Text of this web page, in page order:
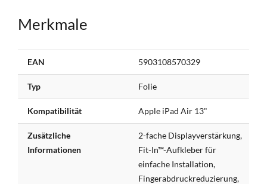
Merkmale
EAN 5903108570329
Typ Folie
Kompatibilität Apple iPad Air 13"
Zusätzliche
Informationen
2-fache Displayverstärkung,
Fit-In™-Aufkleber für
einfache Installation,
Fingerabdruckreduzierung,